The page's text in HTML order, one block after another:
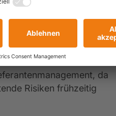
Mit den
Compliance-
da
Risiken frühzeitig